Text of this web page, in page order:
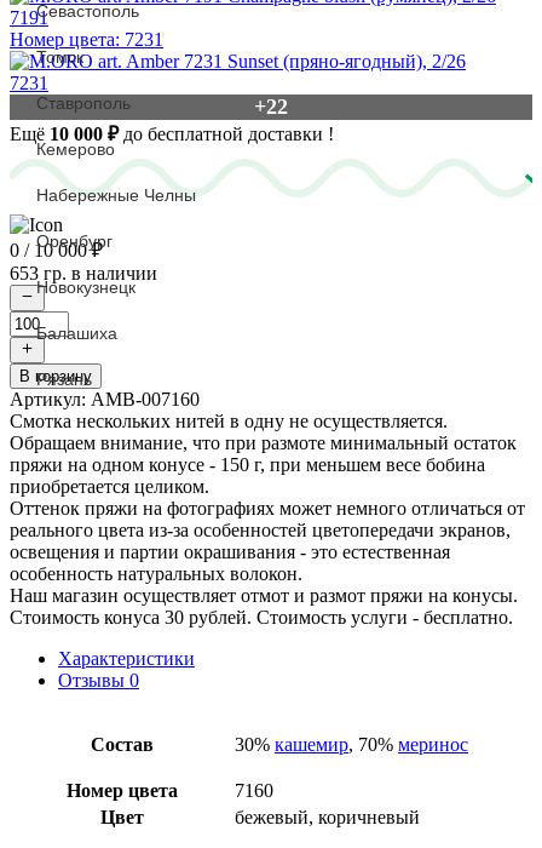
7191
Номер цвета: 7231
7231
+22
Ещё 10 000 ₽до бесплатной доставки !
0 / 10 000 ₽
653 гр. в наличии
Количество
товара
M.ORO
art.
Amber
7160
Medium
alder
(песочный),
2/26
В корзину
Артикул: AMB-007160
Смотка нескольких нитей в одну не осуществляется.
Обращаем внимание, что при размоте минимальный остаток
пряжи на одном конусе - 150 г, при меньшем весе бобина
приобретается целиком.
Оттенок пряжи на фотографиях может немного отличаться от
реального цвета из-за особенностей цветопередачи экранов,
освещения и партии окрашивания - это естественная
особенность натуральных волокон.
Наш магазин осуществляет отмот и размот пряжи на конусы.
Стоимость конуса 30 рублей. Стоимость услуги - бесплатно.
Характеристики
Отзывы 0
Состав 30% кашемир, 70% меринос
Номер цвета
7160
Цвет
бежевый, коричневый
Севастополь
Томск
Ставрополь
Кемерово
Набережные Челны
Оренбург
Новокузнецк
Балашиха
Рязань